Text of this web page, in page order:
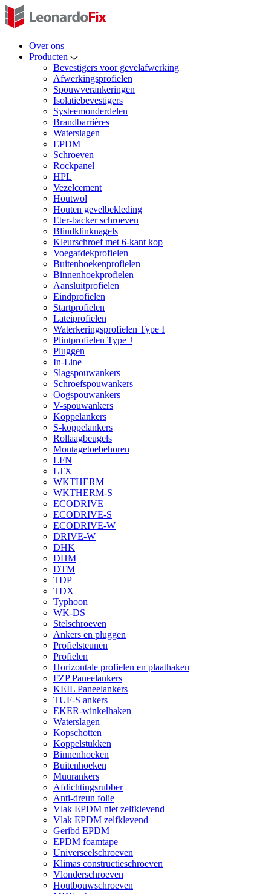
Over ons
Producten
Bevestigers voor gevelafwerking
Afwerkingsprofielen
Spouwverankeringen
Isolatiebevestigers
Systeemonderdelen
Brandbarrières
Waterslagen
EPDM
Schroeven
Rockpanel
HPL
Vezelcement
Houtwol
Houten gevelbekleding
Eter-backer schroeven
Blindklinknagels
Kleurschroef met 6-kant kop
Voegafdekprofielen
Buitenhoekenprofielen
Binnenhoekprofielen
Aansluitprofielen
Eindprofielen
Startprofielen
Lateiprofielen
Waterkeringsprofielen Type I
Plintprofielen Type J
Pluggen
In-Line
Slagspouwankers
Schroefspouwankers
Oogspouwankers
V-spouwankers
Koppelankers
S-koppelankers
Rollaagbeugels
Montagetoebehoren
LFN
LTX
WKTHERM
WKTHERM-S
ECODRIVE
ECODRIVE-S
ECODRIVE-W
DRIVE-W
DHK
DHM
DTM
TDP
TDX
Typhoon
WK-DS
Stelschroeven
Ankers en pluggen
Profielsteunen
Profielen
Horizontale profielen en plaathaken
FZP Paneelankers
KEIL Paneelankers
TUF-S ankers
EKER-winkelhaken
Waterslagen
Kopschotten
Koppelstukken
Binnenhoeken
Buitenhoeken
Muurankers
Afdichtingsrubber
Anti-dreun folie
Vlak EPDM niet zelfklevend
Vlak EPDM zelfklevend
Geribd EPDM
EPDM foamtape
Universeelschroeven
Klimas constructieschroeven
Vlonderschroeven
Houtbouwschroeven